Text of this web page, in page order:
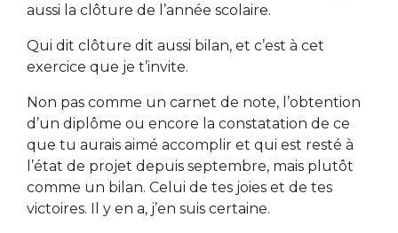
aussi la clôture de l’année scolaire.
Qui dit clôture dit aussi bilan, et c’est à cet
exercice que je t’invite.
Non pas comme un carnet de note, l’obtention
d’un diplôme ou encore la constatation de ce
que tu aurais aimé accomplir et qui est resté à
l’état de projet depuis septembre, mais plutôt
comme un bilan. Celui de tes joies et de tes
victoires. Il y en a, j’en suis certaine.